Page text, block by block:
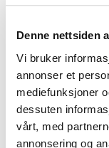
Denne nettsiden
Vi bruker
annonser et
mediefunksjoner
dessuten
vårt, med
annonsering og